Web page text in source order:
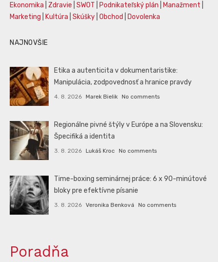
Ekonomika
Zdravie SWOT Podnikateľský plán Manažment
Marketing
Kultúra Skúšky Obchod Dovolenka
NAJNOVŠIE
Etika a autenticita v dokumentaristike:
Manipulácia, zodpovednosť a hranice pravdy
4. 8. 2026 Marek Bielik No comments
Regionálne pivné štýly v Európe a na Slovensku:
Špecifiká a identita
3. 8. 2026 Lukáš Kroc No comments
Time-boxing seminárnej práce: 6 x 90-minútové
bloky pre efektívne písanie
3. 8. 2026 Veronika Benková No comments
Poradňa